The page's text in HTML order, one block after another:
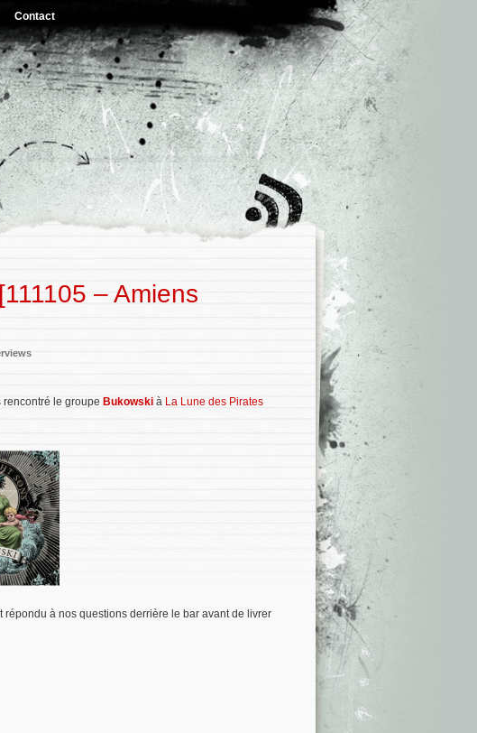
Contact
– Amiens
rencontré le groupe Bukowski à La Lune des Pirates
à nos questions derrière le bar avant de livrer